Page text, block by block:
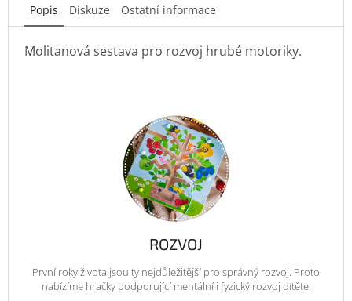
Popis Diskuze Ostatní informace
Molitanová sestava pro rozvoj hrubé motoriky.
ROZVOJ
První roky života jsou ty nejdůležitější pro správný rozvoj. Proto
nabízíme hračky podporující mentální i fyzický rozvoj dítěte.